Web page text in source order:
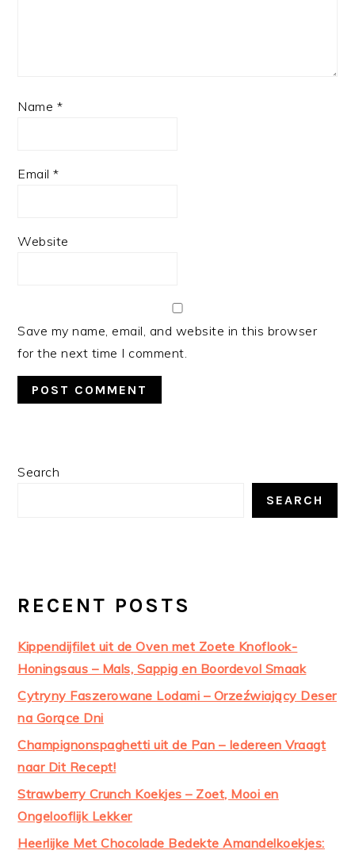
Name *
Email*
Website
Save my name, email, and website in this browser
for the next time I comment.
PRIMARY
Search
SEARCH
RECENT POSTS
Kippendijfilet uit de Oven met Zoete Knoflook-
Honingsaus – Mals, Sappig en Boordevol Smaak
Cytryny Faszerowane Lodami – Orzeźwiający Deser
na Gorące Dni
Champignonspaghetti uit de Pan – Iedereen Vraagt
naar Dit Recept!
Strawberry Crunch Koekjes – Zoet, Mooi en
Ongelooflijk Lekker
Heerlijke Met Chocolade Bedekte Amandelkoekjes: